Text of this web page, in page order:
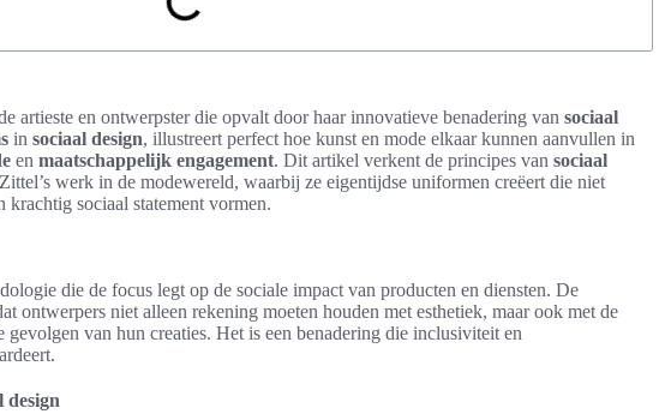
artieste en ontwerpster die opvalt door haar innovatieve benadering van sociaal
in sociaal design, illustreert perfect hoe kunst en mode elkaar kunnen aanvullen in
en maatschappelijk engagement. Dit artikel verkent de principes van sociaal
werk in de modewereld, waarbij ze eigentijdse uniformen creëert die niet
sociaal statement vormen.
die de focus legt op de sociale impact van producten en diensten. De
ontwerpers niet alleen rekening moeten houden met esthetiek, maar ook met de
gevolgen van hun creaties. Het is een benadering die inclusiviteit en
design